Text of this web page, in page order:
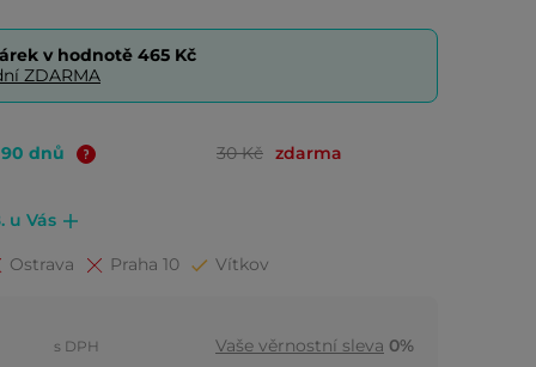
v hodnotě 465 Kč
ZDARMA
dnů 30 Kč zdarma
u Vás
Ostrava Praha 10 Vítkov
s DPH Vaše věrnostní sleva 0%